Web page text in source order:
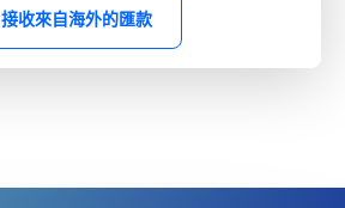
接收來自海外的匯款